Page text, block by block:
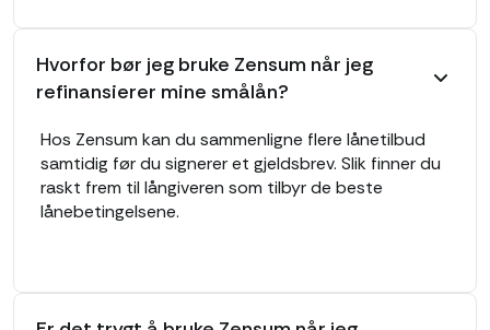
Hvorfor bør jeg bruke Zensum når jeg
refinansierer mine smålån?
Hos Zensum kan du sammenligne flere lånetilbud
samtidig før du signerer et gjeldsbrev. Slik finner du
raskt frem til långiveren som tilbyr de beste
lånebetingelsene.